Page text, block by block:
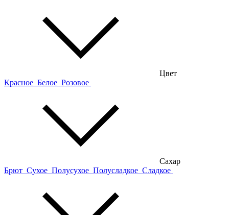
Цвет
Красное Белое Розовое
Сахар
Брют Сухое Полусухое Полусладкое Сладкое